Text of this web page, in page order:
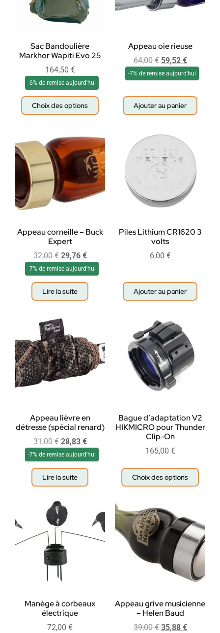
Sac Bandoulière
Markhor Wapiti Evo 25
164,50 €
-6% de remise aujourd'hui
Choix des options
Appeau oie rieuse
64,00€ 59,52 €
-7% de remise aujourd'hui
Ajouter au panier
Appeau corneille – Buck
Expert
32,00€ 29,76 €
-7% de remise aujourd'hui
Lire la suite
Piles Lithium CR1620 3
volts
6,00 €
Ajouter au panier
Appeau lièvre en
détresse (spécial renard)
31,00€ 28,83 €
-7% de remise aujourd'hui
Lire la suite
Bague d’adaptation V2
HIKMICRO pour Thunder
Clip-On
165,00 €
Choix des options
Manège à corbeaux
électrique
72,00 €
Appeau grive musicienne
– Helen Baud
39,00€ 35,88 €